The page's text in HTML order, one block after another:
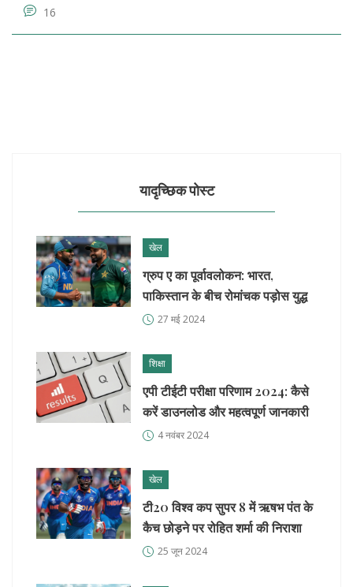
16
यादृच्छिक पोस्ट
खेल
ग्रुप ए का पूर्वावलोकन: भारत,
पाकिस्तान के बीच रोमांचक पड़ोस युद्ध
27 मई 2024
शिक्षा
एपी टीईटी परीक्षा परिणाम 2024: कैसे
करें डाउनलोड और महत्वपूर्ण जानकारी
4 नवंबर 2024
खेल
टी20 विश्व कप सुपर 8 में ऋषभ पंत के
कैच छोड़ने पर रोहित शर्मा की निराशा
25 जून 2024